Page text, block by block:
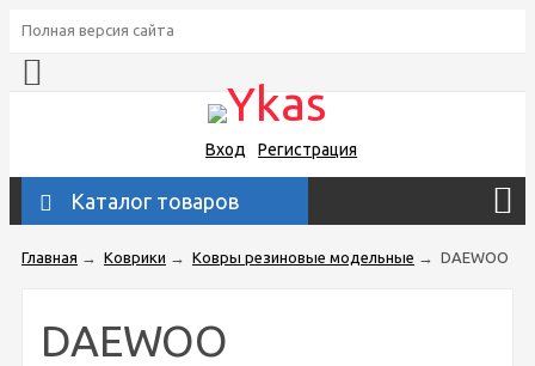
Полная версия сайта
Вход Регистрация
Каталог товаров
Главная → Коврики → Ковры резиновые модельные → DAEWOO
DAEWOO